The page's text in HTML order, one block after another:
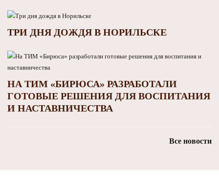
ТРИ ДНЯ ДОЖДЯ В НОРИЛЬСКЕ
НА ТИМ «БИРЮСА» РАЗРАБОТАЛИ
ГОТОВЫЕ РЕШЕНИЯ ДЛЯ ВОСПИТАНИЯ
И НАСТАВНИЧЕСТВА
Все новости